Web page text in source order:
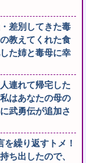
差別してきた毒
教えてくれた食
た姉と毒母に幸
連れて帰宅した
はあなたの母の
武勇伝が追加さ
繰り返すトメ！
ち出したので、